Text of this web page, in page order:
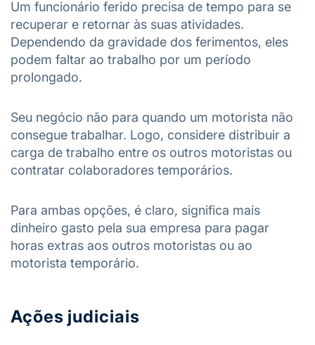
Um funcionário ferido precisa de tempo para se
recuperar e retornar às suas atividades.
Dependendo da gravidade dos ferimentos, eles
podem faltar ao trabalho por um período
prolongado.
Seu negócio não para quando um motorista não
consegue trabalhar. Logo, considere distribuir a
carga de trabalho entre os outros motoristas ou
contratar colaboradores temporários.
Para ambas opções, é claro, significa mais
dinheiro gasto pela sua empresa para pagar
horas extras aos outros motoristas ou ao
motorista temporário.
Ações judiciais